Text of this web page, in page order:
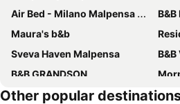
Air Bed - Milano Malpensa Airport
B&B
Maura's b&b
Sveva Haven Malpensa
B&B GRANDSON
Invilla B&B
Other popular